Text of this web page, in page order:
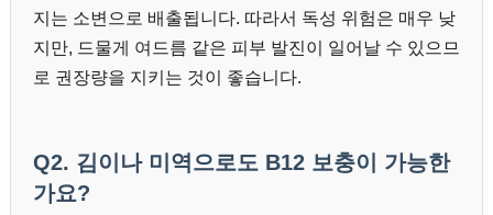
지는 소변으로 배출됩니다. 따라서 독성 위험은 매우 낮
지만, 드물게 여드름 같은 피부 발진이 일어날 수 있으므
로 권장량을 지키는 것이 좋습니다.
Q2. 김이나 미역으로도 B12 보충이 가능한
가요?